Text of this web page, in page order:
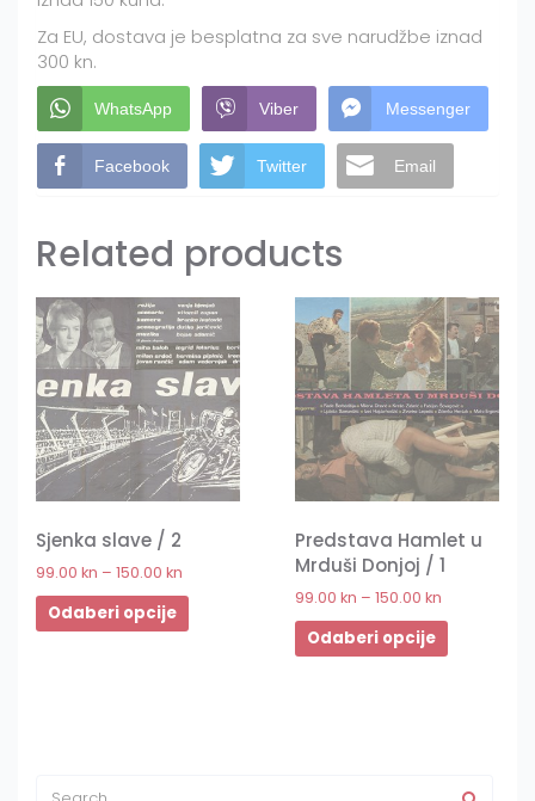
Za EU, dostava je besplatna za sve narudžbe iznad
300 kn.
WhatsApp Viber Messenger
Facebook Twitter Email
Related products
Sjenka slave / 2
99.00 kn – 150.00 kn
Odaberi opcije
Predstava Hamlet u
Mrduši Donjoj / 1
99.00kn –150.00kn
Odaberi opcije